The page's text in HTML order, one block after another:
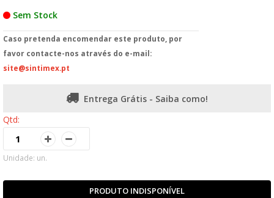
Sem Stock
Caso pretenda encomendar este produto, por
favor contacte-nos através do e-mail:
site@sintimex.pt
Entrega Grátis - Saiba como!
Qtd:
Unidade: un.
PRODUTO INDISPONÍVEL